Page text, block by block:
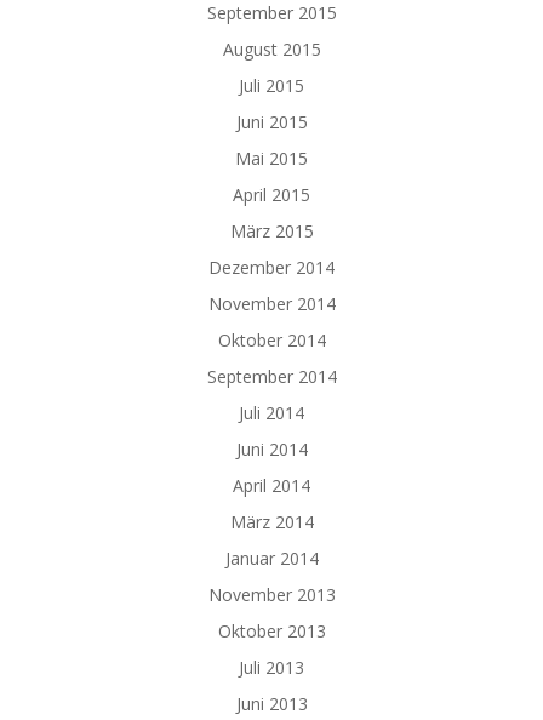
September 2015
August 2015
Juli 2015
Juni 2015
Mai 2015
April 2015
März 2015
Dezember 2014
November 2014
Oktober 2014
September 2014
Juli 2014
Juni 2014
April 2014
März 2014
Januar 2014
November 2013
Oktober 2013
Juli 2013
Juni 2013